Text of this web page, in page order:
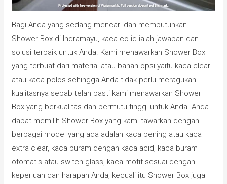
Bagi Anda yang sedang mencari dan membutuhkan
Shower Box di Indramayu, kaca.co.id ialah jawaban dan
solusi terbaik untuk Anda. Kami menawarkan Shower Box
yang terbuat dari material atau bahan opsi yaitu kaca clear
atau kaca polos sehingga Anda tidak perlu meragukan
kualitasnya sebab telah pasti kami menawarkan Shower
Box yang berkualitas dan bermutu tinggi untuk Anda. Anda
dapat memilih Shower Box yang kami tawarkan dengan
berbagai model yang ada adalah kaca bening atau kaca
extra clear, kaca buram dengan kaca acid, kaca buram
otomatis atau switch glass, kaca motif sesuai dengan
keperluan dan harapan Anda, kecuali itu Shower Box juga